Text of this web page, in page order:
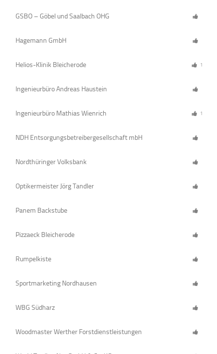
GSBO – Göbel und Saalbach OHG
Hagemann GmbH
Helios-Klinik Bleicherode 1
Ingenieurbüro Andreas Haustein
Ingenieurbüro Mathias Wienrich 1
NDH Entsorgungsbetreibergesellschaft mbH
Nordthüringer Volksbank
Optikermeister Jörg Tandler
Panem Backstube
Pizzaeck Bleicherode
Rumpelkiste
Sportmarketing Nordhausen
WBG Südharz
Woodmaster Werther Forstdienstleistungen